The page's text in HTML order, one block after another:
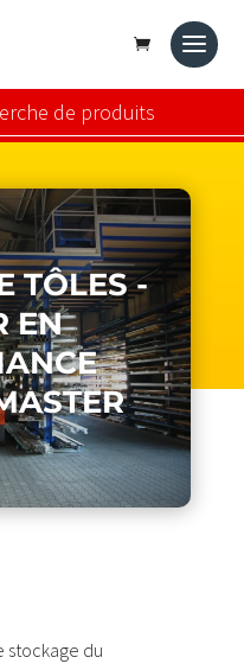
TÔLES -
EN
stockage du